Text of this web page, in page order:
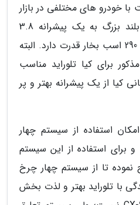
با خودرو های مختلفی در بازار
جهانی است. این شاسی بلند بزرگ به یک پیشرانه 3.8
لیتری V6 مجهز شده و تنها 290 اسب بخار قدرت دارد. البته
برای کیا تلوراید مناسب
کیا از یک پیشرانه بهتر و پر
استفاده از سیستم چهار
استفاده از این سیستم
خرج نموده تا از سیستم چهار چرخ
با تلوراید بهتر و لذت بخش